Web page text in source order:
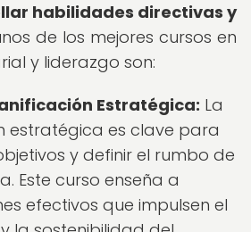
habilidades directivas y
de los mejores cursos en
y liderazgo son:
Estratégica: La
estratégica es clave para
y definir el rumbo de
Este curso enseña a
efectivos que impulsen el